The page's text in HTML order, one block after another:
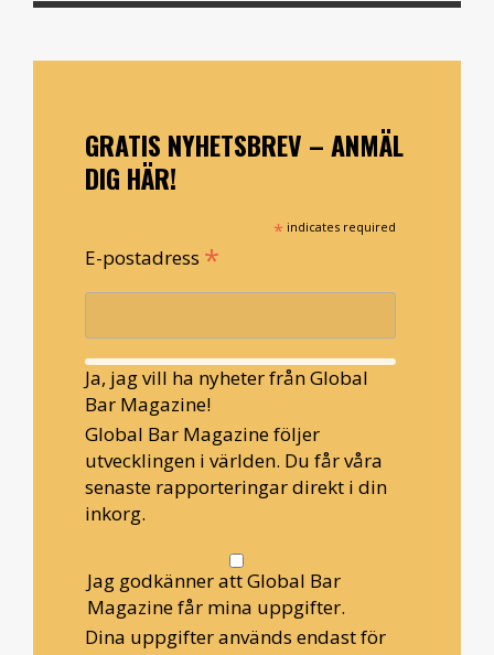
GRATIS NYHETSBREV – ANMÄL
DIG HÄR!
* indicates required
E-postadress *
Ja, jag vill ha nyheter från Global
Bar Magazine!
Global Bar Magazine följer
utvecklingen i världen. Du får våra
senaste rapporteringar direkt i din
inkorg.
Jag godkänner att Global Bar
Magazine får mina uppgifter.
Dina uppgifter används endast för